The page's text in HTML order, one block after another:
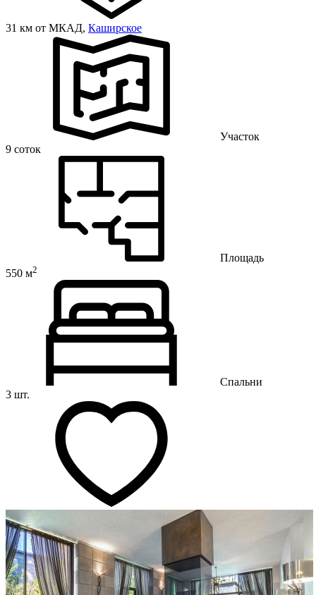
31 км от МКАД, Каширское
Участок
9 соток
Площадь
550 м2
Спальни
3 шт.